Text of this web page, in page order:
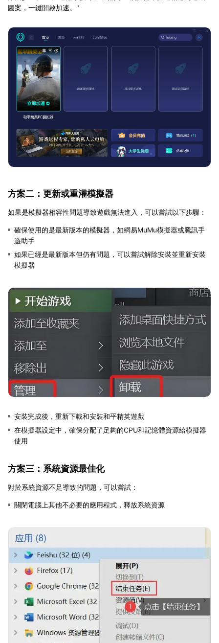
圖案，一鍵開啟加速。"
方案二：更新或重灌模擬器
如果是模擬器相容性問題導致遊戲無法進入，可以嘗試以下步驟：
確保使用的是最新版本的模擬器，如網易MuMu模擬器或騰訊手
遊助手
如果已經是最新版本但仍有問題，可以嘗試解除安裝並重新安裝
模擬器
安裝完成後，重新下載和安裝和平精英遊戲
在模擬器設定中，確保分配了足夠的CPU和記憶體資源給模擬器
使用
方案三：系統資源最佳化
對於系統資源不足導致的問題，可以嘗試：
關閉電腦上其他不必要的應用程式，釋放系統資源